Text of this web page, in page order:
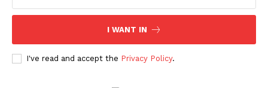
I WANT IN
I've read and accept the Privacy Policy.